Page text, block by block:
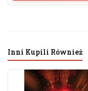
Inni Kupili Również